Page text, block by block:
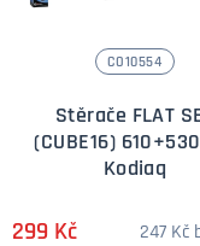
CO10554
Stěrače FLAT
(CUBE16)
Kodiaq
299 Kč
247 Kč